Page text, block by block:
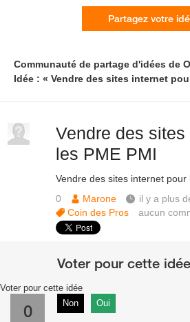
Partagez votre
Communauté de partage d'idées de
Idée : « Vendre des sites internet
Vendre des
les PME PMI
Vendre des sites internet pour
0
Marone
il y a plus
Coin des Pros
aucun
Voter pour cette idée
0 Non Oui